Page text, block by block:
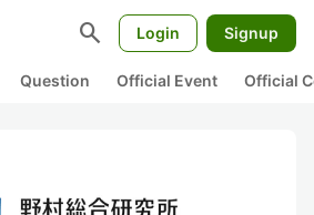
search Login Signup
Question Official Event Official